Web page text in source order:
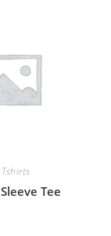
Tshirts
Tee